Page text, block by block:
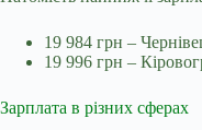
19 984 грн –
19 996 грн –
Зарплата в різних сферах